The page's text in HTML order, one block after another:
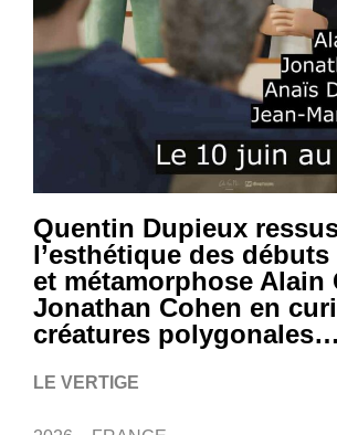
Quentin Dupieux
l’esthétique des débuts
et métamorphose Alain
Jonathan Cohen en
créatures polygonales…
LE VERTIGE